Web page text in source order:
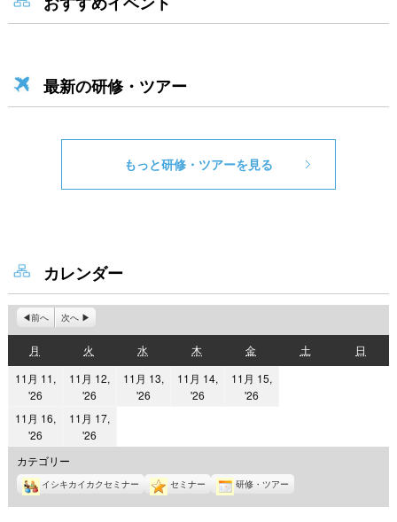
最新の研修・ツアー
もっと研修・ツアーを見る
カレンダー
前へ 次へ
月
曜
日
火
曜
日
水
曜
日
木
曜
日
金金
曜
日
土土
曜
日
曜
11月 11,
'262026
年
11
月
11
日
11月 12,
'262026
年
11
月
12
日
11月 13,
'262026
月
13
日
11月 14,
'262026
月
14
日
11月 15,
'262026
月
15
日
11月 16,
'262026
年
11
月
16
11月 17,
'262026
11
月
17
カテゴリー
イシキカイカクセミナー セミナー 研修・ツアー